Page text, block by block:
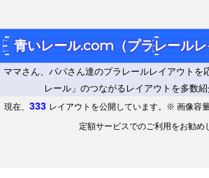
青いレール.com（プラレールレ
ママさん、パパさん達のプラレールレイアウトを
レール」のつながるレイアウトを多数紹
現在、 333 レイアウトを公開しています。※ 画像容
定額サービスでのご利用をお勧め